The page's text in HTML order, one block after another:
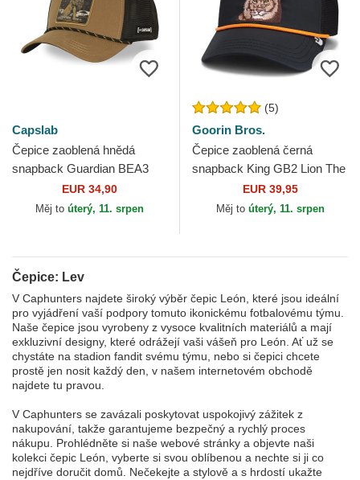
Capslab
Čepice zaoblená hnědá
snapback Guardian BEA3
LIOB Lev Mytologická
stvoření Capslab
EUR 34,90
Měj to úterý, 11. srpen
(5)
Goorin Bros.
Čepice zaoblená černá
snapback King GB2 Lion The
Rocker The Farm Goorin
Bros.
EUR 39,95
Měj to úterý, 11. srpen
Čepice: Lev
V Caphunters najdete široký výběr čepic León, které jsou ideální
pro vyjádření vaší podpory tomuto ikonickému fotbalovému týmu.
Naše čepice jsou vyrobeny z vysoce kvalitních materiálů a mají
exkluzivní designy, které odrážejí vaši vášeň pro León. Ať už se
chystáte na stadion fandit svému týmu, nebo si čepici chcete
prostě jen nosit každý den, v našem internetovém obchodě
najdete tu pravou.
V Caphunters se zavázali poskytovat uspokojivý zážitek z
nakupování, takže garantujeme bezpečný a rychlý proces
nákupu. Prohlédněte si naše webové stránky a objevte naši
kolekci čepic León, vyberte si svou oblíbenou a nechte si ji co
nejdříve doručit domů. Nečekejte a stylově a s hrdostí ukažte